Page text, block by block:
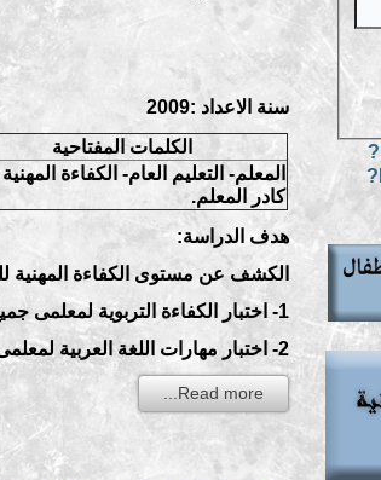
سنة الاعداد :2009
الكلمات المفتاحية
المعلم- التعليم العام- الكفاءة
كادر المعلم.
هدف الدراسة:
الكشف عن مستوى الكفاءة المهنية
1- اختبار الكفاءة التربوية لمعلمى جميع المراحل التعليمية ، ولمعلمى كل من التربية الفكرية والتربية السمعية والتربية البصرية.
2- اختبار مهارات اللغة العربية لمعلمى جميع المراحل التعليمية.
Read more...